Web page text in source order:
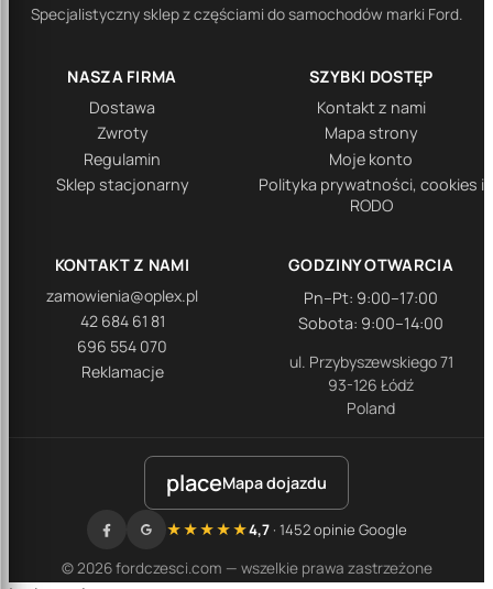
Specjalistyczny sklep z częściami do samochodów marki Ford.
NASZA FIRMA
Dostawa
Zwroty
Regulamin
Sklep stacjonarny
SZYBKI DOSTĘP
Kontakt z nami
Mapa strony
Moje konto
Polityka prywatności, cookies i
RODO
KONTAKT Z NAMI
zamowienia@oplex.pl
42 684 61 81
696 554 070
Reklamacje
GODZINY OTWARCIA
Pn–Pt: 9:00–17:00
Sobota: 9:00–14:00
ul. Przybyszewskiego 71
93-126 Łódź
Poland
placeMapa dojazdu
© 2026 fordczesci.com — wszelkie prawa zastrzeżone
★★★★★4,7· 1452 opinie Google